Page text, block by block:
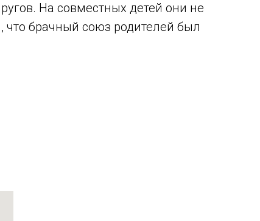
На совместных детей они не
что брачный союз родителей был